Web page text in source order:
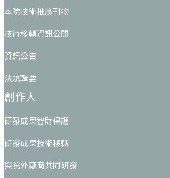
本院技術推廣刊物
技術移轉資訊公開
資訊公告
法規輯要
創作人
研發成果智財保護
研發成果技術移轉
與院外廠商共同研發